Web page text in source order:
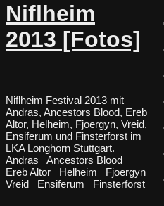
Niflheim
2013 [Fotos]
Niflheim Festival 2013 mit
Andras, Ancestors Blood, Ereb
Altor, Helheim, Fjoergyn, Vreid,
Ensiferum und Finsterforst im
LKA Longhorn Stuttgart.
Andras Ancestors Blood
Ereb Altor Helheim Fjoergyn
Vreid Ensiferum Finsterforst